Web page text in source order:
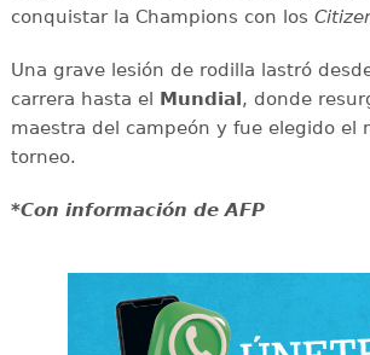
conquistar la Champions con los
Una grave lesión de rodilla lastró
carrera hasta el Mundial, donde
maestra del campeón y fue elegido el
torneo.
*Con información de AFP